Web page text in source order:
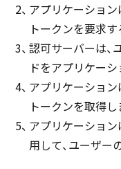
アプリケーション
トークンを要求
認可サーバーは、
ドをアプリケーシ
アプリケーション
トークンを取得し
アプリケーション
用して、ユーザー